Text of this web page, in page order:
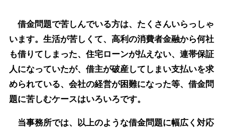
借金問題で苦しんでいる方は、たくさんいらっしゃ
います。生活が苦しくて、高利の消費者金融から何社
も借りてしまった、住宅ローンが払えない、連帯保証
人になっていたが、借主が破産してしまい支払いを求
められている、会社の経営が困難になった等、借金問
題に苦しむケースはいろいろです。
当事務所では、以上のような借金問題に幅広く対応